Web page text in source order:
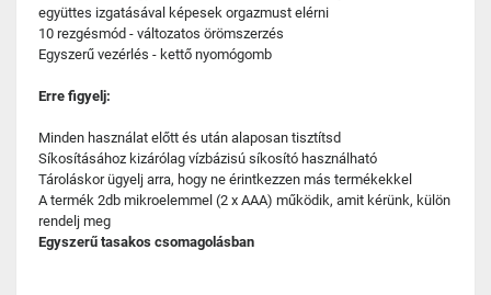
együttes izgatásával képesek orgazmust elérni
10 rezgésmód - változatos örömszerzés
Egyszerű vezérlés - kettő nyomógomb
Erre figyelj:
Minden használat előtt és után alaposan tisztítsd
Síkosításához kizárólag vízbázisú síkosító használható
Tároláskor ügyelj arra, hogy ne érintkezzen más termékekkel
A termék 2db mikroelemmel (2 x AAA) működik, amit kérünk, külön
rendelj meg
Egyszerű tasakos csomagolásban